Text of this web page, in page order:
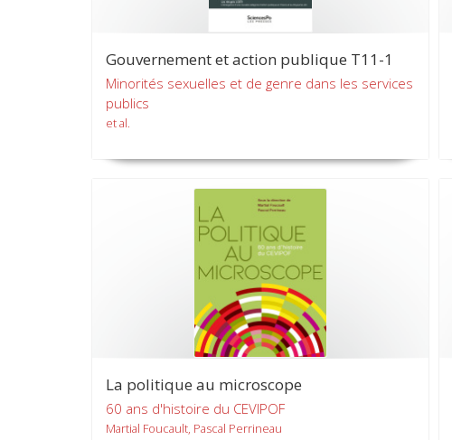
Gouvernement et action publique T11-1
Minorités sexuelles et de genre dans les services
publics
et al.
La politique au microscope
60 ans d'histoire du CEVIPOF
Martial Foucault, Pascal Perrineau